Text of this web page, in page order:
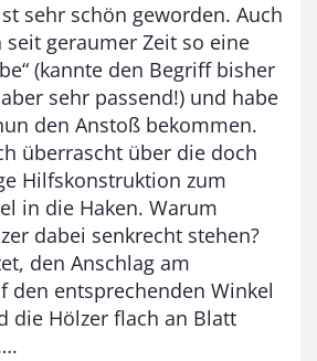
b
i
s
9
3
,
0
0
sehr schön geworden. Auch
geraumer Zeit so eine
(kannte den Begriff bisher
sehr passend!) und habe
den Anstoß bekommen.
überrascht über die doch
Hilfskonstruktion zum
in die Haken. Warum
dabei senkrecht stehen?
den Anschlag am
den entsprechenden Winkel
die Hölzer flach an Blatt